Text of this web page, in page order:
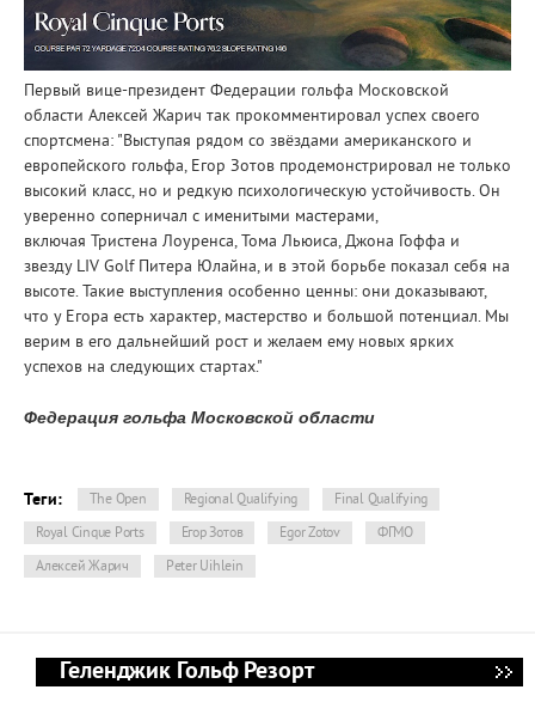
Первый вице-президент Федерации гольфа Московской
области Алексей Жарич так прокомментировал успех своего
спортсмена: "Выступая рядом со звёздами американского и
европейского гольфа, Егор Зотов продемонстрировал не только
высокий класс, но и редкую психологическую устойчивость. Он
уверенно соперничал с именитыми мастерами,
включая Тристена Лоуренса, Тома Льюиса, Джона Гоффа и
звезду LIV Golf Питера Юлайна, и в этой борьбе показал себя на
высоте. Такие выступления особенно ценны: они доказывают,
что у Егора есть характер, мастерство и большой потенциал. Мы
верим в его дальнейший рост и желаем ему новых ярких
успехов на следующих стартах."
Федерация гольфа Московской области
Теги: The Open Regional Qualifying
Final Qualifying
Royal Cinque Ports
Егор Зотов Egor Zotov
ФГМО
Алексей Жарич
Peter Uihlein
Геленджик Гольф Резорт